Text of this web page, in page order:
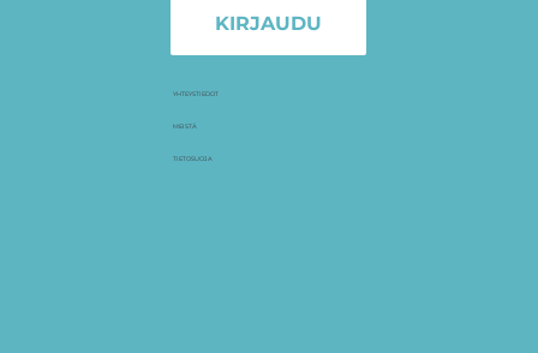
KIRJAUDU
YHTEYSTIEDOT
MEISTÄ
TIETOSUOJA